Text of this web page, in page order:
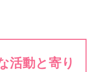
活動と寄り